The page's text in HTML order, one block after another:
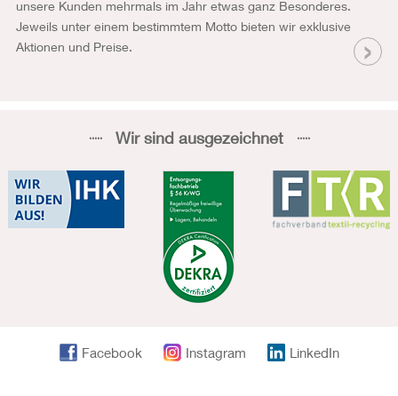
unsere Kunden mehrmals im Jahr etwas ganz Besonderes.
Jeweils unter einem bestimmtem Motto bieten wir exklusive
Aktionen und Preise.
Wir sind ausgezeichnet
Facebook Instagram LinkedIn